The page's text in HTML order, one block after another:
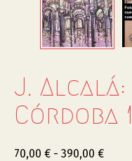
J. Alcalá:
Córdoba 1
70,00 € - 390,00 €